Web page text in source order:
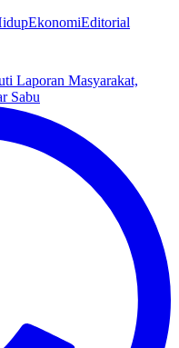
EkonomiEditorial
Laporan Masyarakat,
Sabu